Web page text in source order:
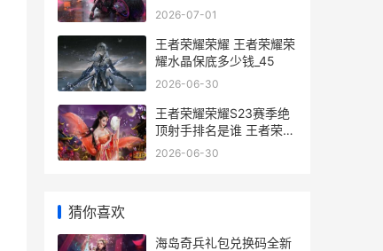
升 王者荣耀荣耀水晶可以
2026-07-01
王者荣耀荣耀 王者荣耀荣
耀水晶保底多少钱_45
2026-06-30
王者荣耀荣耀S23赛季绝
顶射手排名是谁 王者荣耀
荣耀之章
2026-06-30
猜你喜欢
海岛奇兵礼包兑换码全新